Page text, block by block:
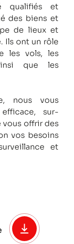
qualifiés et
des biens et
de lieux et
Ils ont un rôle
les vols, les
que les
nous vous
sur-
vous offrir des
vos besoins
et